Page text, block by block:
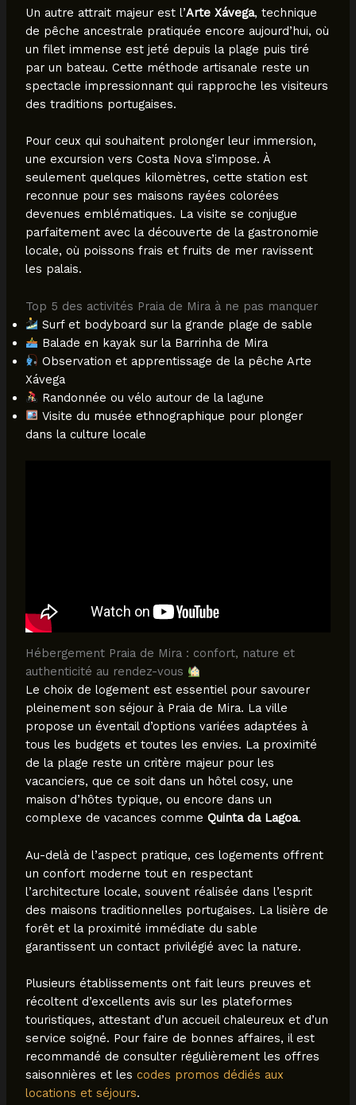
Un autre attrait majeur est l’Arte Xávega, technique
de pêche ancestrale pratiquée encore aujourd’hui, où
un filet immense est jeté depuis la plage puis tiré
par un bateau. Cette méthode artisanale reste un
spectacle impressionnant qui rapproche les visiteurs
des traditions portugaises.
Pour ceux qui souhaitent prolonger leur immersion,
une excursion vers Costa Nova s’impose. À
seulement quelques kilomètres, cette station est
reconnue pour ses maisons rayées colorées
devenues emblématiques. La visite se conjugue
parfaitement avec la découverte de la gastronomie
locale, où poissons frais et fruits de mer ravissent
les palais.
Top 5 des activités Praia de Mira à ne pas manquer
Surf et bodyboard sur la grande plage de sable
Balade en kayak sur la Barrinha de Mira
Observation et apprentissage de la pêche Arte
Xávega
Randonnée ou vélo autour de la lagune
Visite du musée ethnographique pour plonger
dans la culture locale
Hébergement Praia de Mira : confort, nature et
authenticité au rendez-vous
Le choix de logement est essentiel pour savourer
pleinement son séjour à Praia de Mira. La ville
propose un éventail d’options variées adaptées à
tous les budgets et toutes les envies. La proximité
de la plage reste un critère majeur pour les
vacanciers, que ce soit dans un hôtel cosy, une
maison d’hôtes typique, ou encore dans un
complexe de vacances comme Quinta da Lagoa.
Au-delà de l’aspect pratique, ces logements offrent
un confort moderne tout en respectant
l’architecture locale, souvent réalisée dans l’esprit
des maisons traditionnelles portugaises. La lisière de
forêt et la proximité immédiate du sable
garantissent un contact privilégié avec la nature.
Plusieurs établissements ont fait leurs preuves et
récoltent d’excellents avis sur les plateformes
touristiques, attestant d’un accueil chaleureux et d’un
service soigné. Pour faire de bonnes affaires, il est
recommandé de consulter régulièrement les offres
saisonnières et les codes promos dédiés aux
locations et séjours.